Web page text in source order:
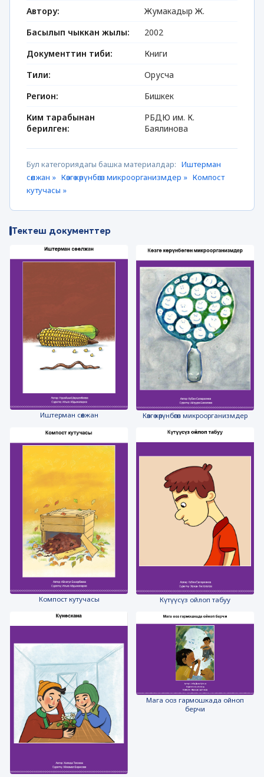
Автору:
Жумакадыр Ж.
Басылып чыккан жылы:
2002
Документтин тиби:
Книги
Тили:
Орусча
Регион:
Бишкек
Ким тарабынан
берилген:
РБДЮ им. К.
Баялинова
Бул категориядагы башка материалдар: Иштерман
сөөлжан » Көзгө көрүнбөгөн микроорганизмдер » Компост
кутучасы »
Тектеш документтер
Иштерман сөөлжан Көзгө көрүнбөгөн микроорганизмдер
Компост кутучасы Күтүүсүз ойлоп табуу
Мага ооз гармошкада ойноп
берчи